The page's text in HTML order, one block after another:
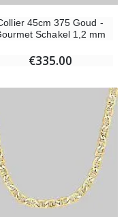
45cm 375 Goud -
Schakel 1,2 mm
€335.00